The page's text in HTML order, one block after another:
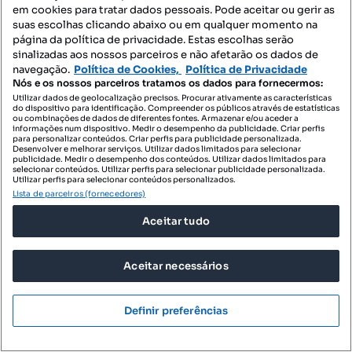
Apartamento de tipologia T2 | Funchal II | Centro
do Funchal | Ilha da
Largo São Paulo, Funchal (São Pedro), Funchal, Ilha da Madeira
Tipologia
T2
Preço por metro quadrado
92 m²
Profissional
em cookies para tratar dados pessoais. Pode aceitar ou gerir as
suas escolhas clicando abaixo ou em qualquer momento na
página da política de privacidade. Estas escolhas serão
sinalizadas aos nossos parceiros e não afetarão os dados de
navegação. Política de Cookies, Política de Privacidade
Nós e os nossos parceiros tratamos os dados para fornecermos:
Utilizar dados de geolocalização precisos. Procurar ativamente as características
do dispositivo para identificação. Compreender os públicos através de estatísticas
ou combinações de dados de diferentes fontes. Armazenar e/ou aceder a
informações num dispositivo. Medir o desempenho da publicidade. Criar perfis
para personalizar conteúdos. Criar perfis para publicidade personalizada.
Desenvolver e melhorar serviços. Utilizar dados limitados para selecionar
publicidade. Medir o desempenho dos conteúdos. Utilizar dados limitados para
selecionar conteúdos. Utilizar perfis para selecionar publicidade personalizada.
Utilizar perfis para selecionar conteúdos personalizados.
Lista de parceiros (fornecedores)
Aceitar tudo
Aceitar necessários
Definir preferências